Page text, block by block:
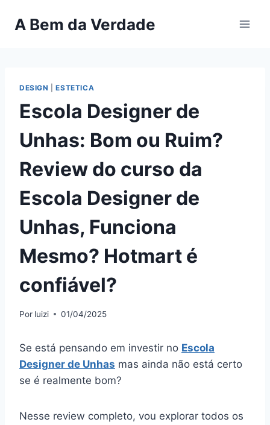
paraA Bem da Verdade
DESIGN |ESTETICA
Escola Designer de
Unhas: Bom ou Ruim?
Review do curso da
Escola Designer de
Unhas, Funciona
Mesmo? Hotmart é
confiável?
Por luizi 01/04/2025
Se está pensando em investir no Escola
Designer de Unhas mas ainda não está certo
se é realmente bom?
Nesse review completo, vou explorar todos os